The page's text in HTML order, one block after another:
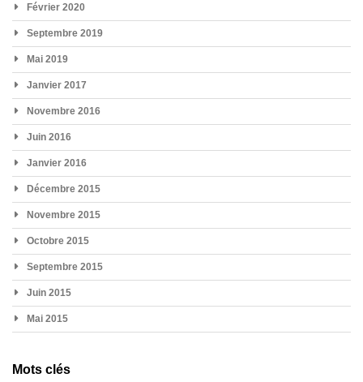
Février 2020
Septembre 2019
Mai 2019
Janvier 2017
Novembre 2016
Juin 2016
Janvier 2016
Décembre 2015
Novembre 2015
Octobre 2015
Septembre 2015
Juin 2015
Mai 2015
Mots clés